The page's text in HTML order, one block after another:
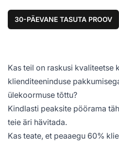
30-PÄEVANE TASUTA PROOV
Kas teil on raskusi kvaliteetse
klienditeeninduse
ülekoormuse tõttu?
Kindlasti peaksite pöörama
teie äri hävitada.
Kas teate, et peaaegu 60%